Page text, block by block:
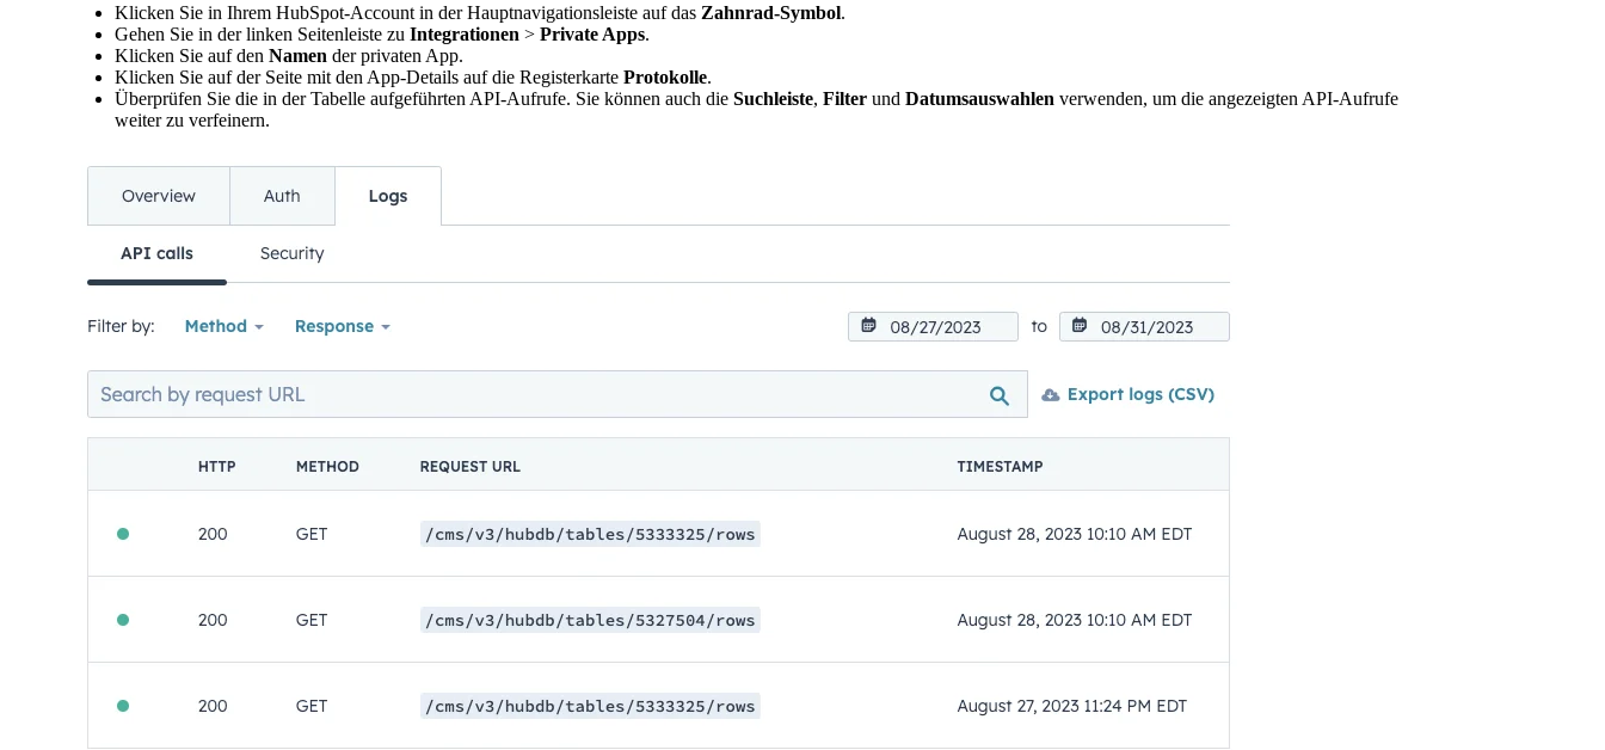
Klicken Sie in Ihrem HubSpot-Account in der Hauptnavigationsleiste auf das Zahnrad-Symbol.
Gehen Sie in der linken Seitenleiste zu Integrationen > Private Apps.
Klicken Sie auf den Namen der privaten App.
Klicken Sie auf der Seite mit den App-Details auf die Registerkarte Protokolle.
Überprüfen Sie die in der Tabelle aufgeführten API-Aufrufe. Sie können auch die Suchleiste, Filter und Datumsauswahlen verwenden, um die angezeigten API-Aufrufe
weiter zu verfeinern.